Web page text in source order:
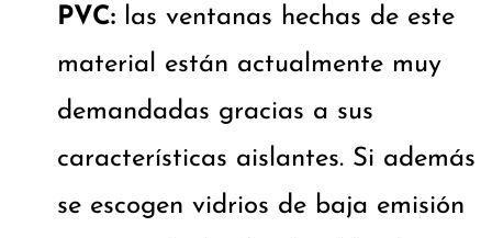
PVC: las ventanas hechas de este
material están actualmente muy
demandadas gracias a sus
características aislantes. Si además
se escogen vidrios de baja emisión